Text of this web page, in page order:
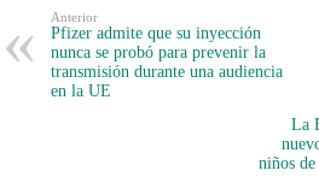
Anterior
Pfizer admite que su inyección
nunca se probó para prevenir la
transmisión durante una audiencia
en la UE
La
niños